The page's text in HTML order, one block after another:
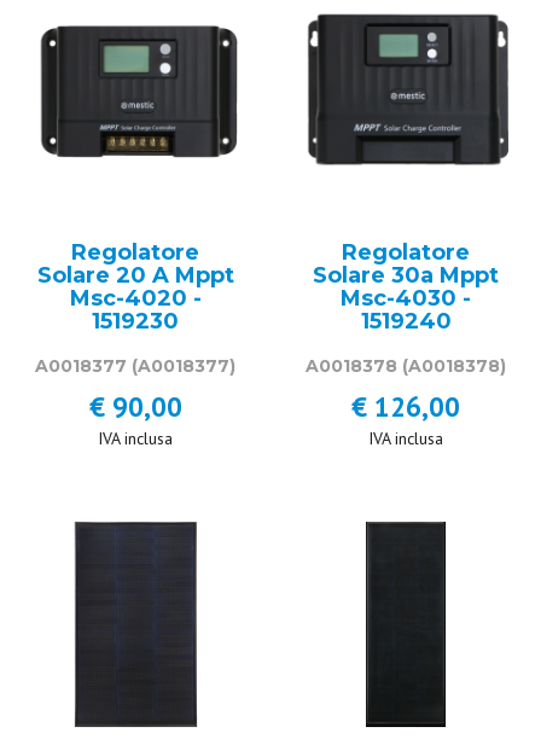
Regolatore
Solare 20 A Mppt
Msc-4020 -
1519230
A0018377 (A0018377)
€ 90,00
IVA inclusa
Regolatore
Solare 30a Mppt
Msc-4030 -
1519240
A0018378 (A0018378)
€ 126,00
IVA inclusa